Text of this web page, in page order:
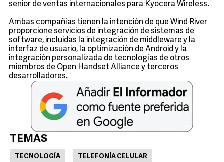
senior de ventas internacionales para Kyocera Wireless.
Ambas compañías tienen la intención de que Wind River
proporcione servicios de integración de sistemas de
software, incluidas la integración de middleware y la
interfaz de usuario, la optimización de Android y la
integración personalizada de tecnologías de otros
miembros de Open Handset Alliance y terceros
desarrolladores.
TEMAS
TECNOLOGÍA TELEFONÍA CELULAR